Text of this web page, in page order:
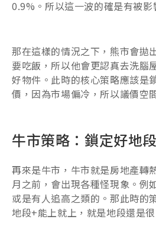
0.9%。所以這一波的確是有被影
那在這樣的情況之下，熊市會拋
要吃飯，所以他會更認真去洗腦
好物件。此時的核心策略應該是
價，因為市場偏冷，所以議價空
牛市策略：鎖定好地
再來是牛市，牛市就是房地產轉
月之前，會出現各種怪現象。例
或是有人追高之類的。那此時的
地段+能上就上，就是地段還是很